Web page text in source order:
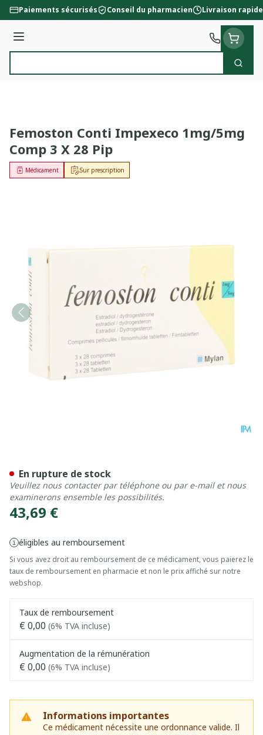
Aller au contenu
Paiements sécurisés Conseil du pharmacien Livraison rapide
Menu
Femoston Conti Impexeco 1mg/5mg
Comp 3 X 28 Pip
Sur prescription
Médicament
43,69 €
éligibles au remboursement
Si vous avez droit au remboursement de ce médicament, vous paierez le
taux de remboursement en pharmacie et non le prix affiché sur notre
webshop.
Taux de remboursement
€ 0,00 (6% TVA incluse)
Augmentation de la rémunération
€ 0,00 (6% TVA incluse)
Informations importantes
Ce médicament nécessite une ordonnance valide. Il
En rupture de stock
Veuillez nous contacter par téléphone ou par e-mail et nous
examinerons ensemble les possibilités.